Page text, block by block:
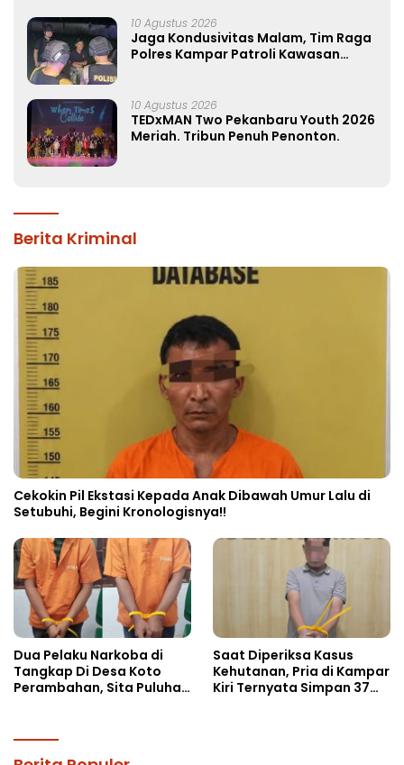
10 Agustus 2026
Jaga Kondusivitas Malam, Tim Raga
Polres Kampar Patroli Kawasan
10 Agustus 2026
TEDxMAN Two Pekanbaru Youth 2026
Meriah. Tribun Penuh Penonton.
Berita Kriminal
Cekokin Pil Ekstasi Kepada Anak Dibawah Umur Lalu di
Setubuhi, Begini Kronologisnya!!
Dua Pelaku Narkoba di
Tangkap Di Desa Koto
Perambahan, Sita Puluhan
Saat Diperiksa Kasus
Kehutanan, Pria di Kampar
Kiri Ternyata Simpan 37